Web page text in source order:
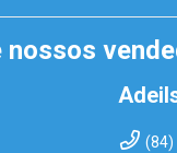
nossos
(84)